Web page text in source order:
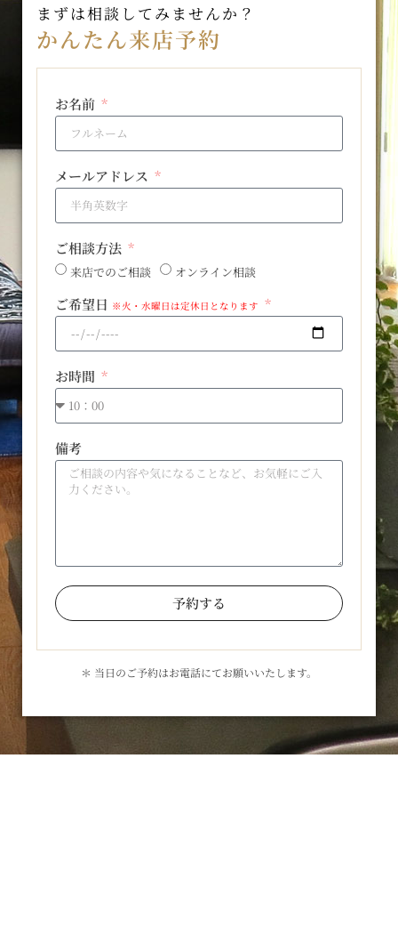
まずは相談してみませんか？
かんたん来店予約
お名前
メールアドレス
ご相談方法
来店でのご相談 オンライン相談
ご希望日 ※火・水曜日は定休日となります
お時間
備考
予約する
＊ 当日のご予約はお電話にてお願いいたします。